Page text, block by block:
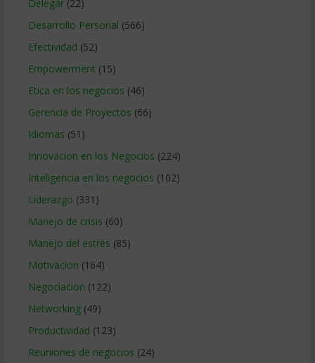
Delegar(22)
Desarrollo Personal (566)
Efectividad (52)
Empowerment (15)
Etica en los negocios (46)
Gerencia de Proyectos (66)
Idiomas (51)
Innovacion en los Negocios (224)
Inteligencia en los negocios (102)
Liderazgo (331)
Manejo de crisis (60)
Manejo del estrés (85)
Motivacion (164)
Negociacion (122)
Networking(49)
Productividad (123)
Reuniones de negocios (24)